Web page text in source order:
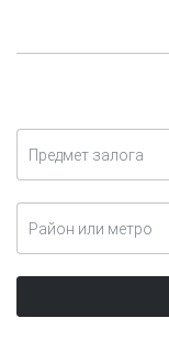
Предмет залога
Район или метро